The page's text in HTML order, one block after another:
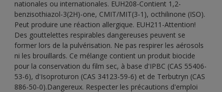
nationales ou internationales. EUH208-Contient 1,2-
benzisothiazol-3(2H)-one, CMIT/MIT(3-1), octhilinone (ISO).
Peut produire une réaction allergique. EUH211-Attention!
Des gouttelettes respirables dangereuses peuvent se
former lors de la pulvérisation. Ne pas respirer les aérosols
ni les brouillards. Ce mélange contient un produit biocide
pour la conservation du film sec, à base d'IPBC (CAS 55406-
53-6), d'Isoproturon (CAS 34123-59-6) et de Terbutryn (CAS
886-50-0).Dangereux. Respecter les précautions d'emploi